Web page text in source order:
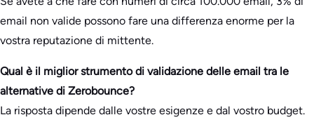
email non valide possono fare una differenza enorme per la
vostra reputazione di mittente.
Qual è il miglior strumento di validazione delle email tra le
alternative di Zerobounce?
La risposta dipende dalle vostre esigenze e dal vostro budget.